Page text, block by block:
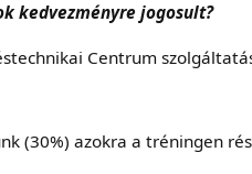
kedvezményre jogosult?
Centrum
(30%) azokra a tréningen